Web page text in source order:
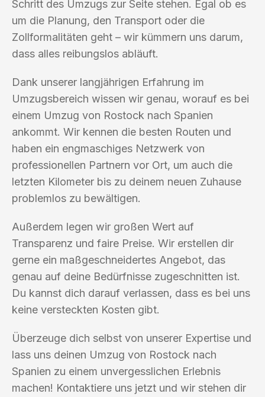
Schritt des Umzugs zur Seite stehen. Egal ob es
um die Planung, den Transport oder die
Zollformalitäten geht – wir kümmern uns darum,
dass alles reibungslos abläuft.
Dank unserer langjährigen Erfahrung im
Umzugsbereich wissen wir genau, worauf es bei
einem Umzug von Rostock nach Spanien
ankommt. Wir kennen die besten Routen und
haben ein engmaschiges Netzwerk von
professionellen Partnern vor Ort, um auch die
letzten Kilometer bis zu deinem neuen Zuhause
problemlos zu bewältigen.
Außerdem legen wir großen Wert auf
Transparenz und faire Preise. Wir erstellen dir
gerne ein maßgeschneidertes Angebot, das
genau auf deine Bedürfnisse zugeschnitten ist.
Du kannst dich darauf verlassen, dass es bei uns
keine versteckten Kosten gibt.
Überzeuge dich selbst von unserer Expertise und
lass uns deinen Umzug von Rostock nach
Spanien zu einem unvergesslichen Erlebnis
machen! Kontaktiere uns jetzt und wir stehen dir